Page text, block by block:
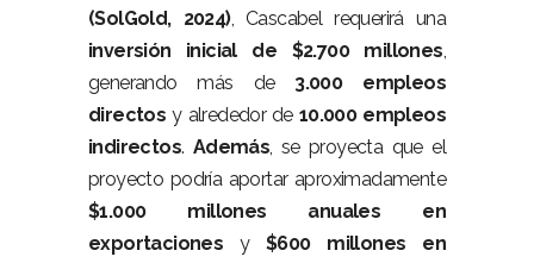
(SolGold, 2024), Cascabel requerirá una
inversión inicial de $2.700 millones,
generando más de 3.000 empleos
directos y alrededor de 10.000 empleos
indirectos. Además, se proyecta que el
proyecto podría aportar aproximadamente
$1.000 millones anuales en
exportaciones y $600 millones en